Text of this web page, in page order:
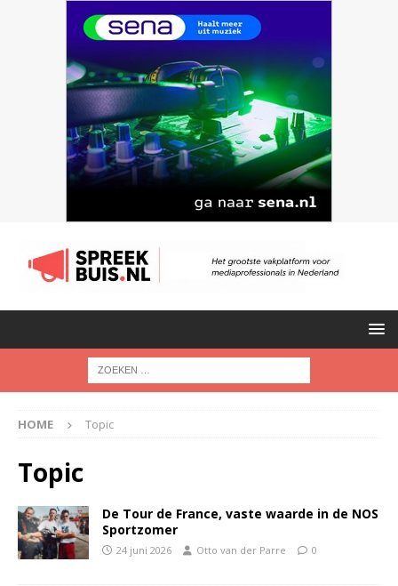
HOME Topic
Topic
De Tour de France, vaste waarde in de NOS
Sportzomer
24 juni 2026 Otto van der Parre 0